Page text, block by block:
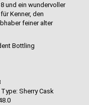
und ein wundervoller
Kenner, den
feiner alter
Bottling
Sherry Cask